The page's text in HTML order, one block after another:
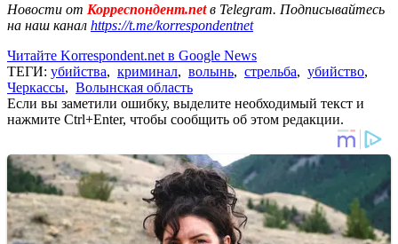
Новости от Корреспондент.netв Telegram. Подписывайтесь
на наш канал https://t.me/korrespondentnet
Читайте Korrespondent.net в Google News
ТЕГИ: убийства, криминал, волынь, стрельба, убийство,
Черкассы, Волынская область
Если вы заметили ошибку, выделите необходимый текст и
нажмите Ctrl+Enter, чтобы сообщить об этом редакции.